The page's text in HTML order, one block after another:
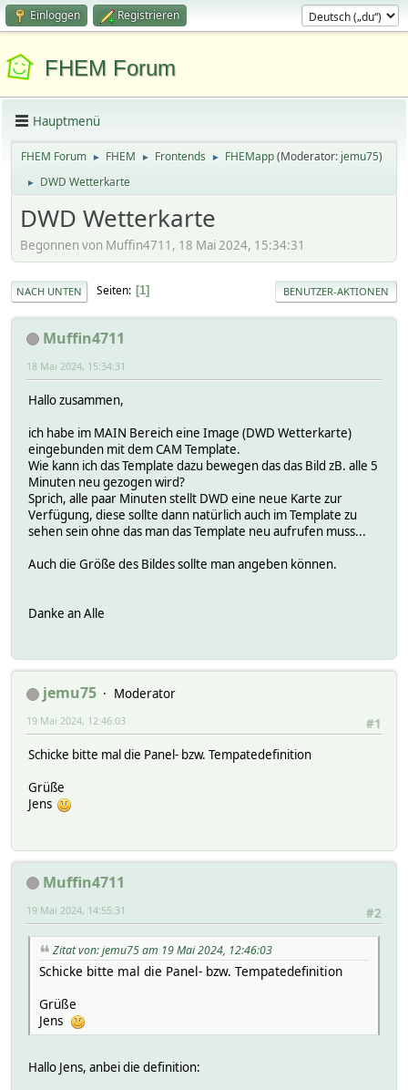
Einloggen Registrieren
FHEM Forum
Hauptmenü
FHEM Forum ► FHEM ► Frontends ► FHEMapp(Moderator: jemu75)
► DWD Wetterkarte
DWD Wetterkarte
Begonnen von Muffin4711, 18 Mai 2024, 15:34:31
NACH UNTEN Seiten 1 BENUTZER-AKTIONEN
Muffin4711
18 Mai 2024, 15:34:31
Hallo zusammen,
ich habe im MAIN Bereich eine Image (DWD Wetterkarte)
eingebunden mit dem CAM Template.
Wie kann ich das Template dazu bewegen das das Bild zB. alle 5
Minuten neu gezogen wird?
Sprich, alle paar Minuten stellt DWD eine neue Karte zur
Verfügung, diese sollte dann natürlich auch im Template zu
sehen sein ohne das man das Template neu aufrufen muss...
Auch die Größe des Bildes sollte man angeben können.
Danke an Alle
jemu75
Moderator
#1
19 Mai 2024, 12:46:03
Schicke bitte mal die Panel- bzw. Tempatedefinition
Grüße
Jens
Muffin4711
#2
19 Mai 2024, 14:55:31
Zitat von: jemu75 am 19 Mai 2024, 12:46:03
Schicke bitte mal die Panel- bzw. Tempatedefinition
Grüße
Jens
Hallo Jens, anbei die definition: